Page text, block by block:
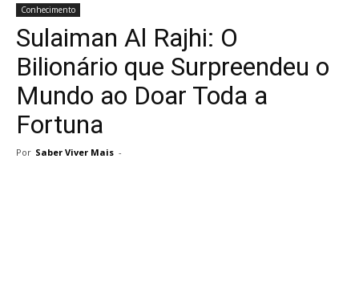
Conhecimento
Sulaiman Al Rajhi: O
Bilionário que Surpreendeu o
Mundo ao Doar Toda a
Fortuna
Por Saber Viver Mais -